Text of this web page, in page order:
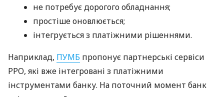
не потребує дорогого обладнання;
простіше оновлюється;
інтегрується з платіжними рішеннями.
Наприклад, ПУМБ пропонує партнерські сервіси
РРО, які вже інтегровані з платіжними
інструментами банку. На поточний момент банк